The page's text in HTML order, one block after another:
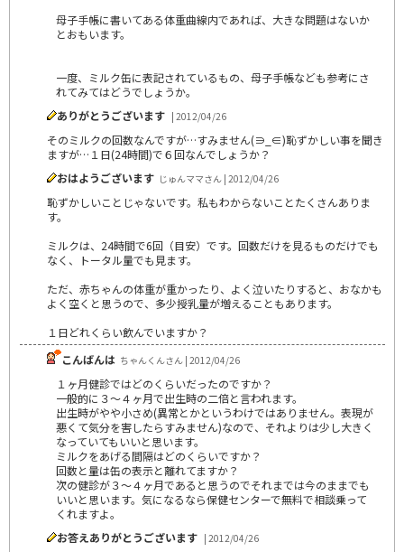
母子手帳に書いてある体重曲線内であれば、大きな問題はないか
とおもいます。
一度、ミルク缶に表記されているもの、母子手帳なども参考にさ
れてみてはどうでしょうか。
ありがとうございます | 2012/04/26
そのミルクの回数なんですが…すみません(∋_∈)恥ずかしい事を聞き
ますが…１日(24時間)で６回なんでしょうか？
おはようございます じゅんママさん | 2012/04/26
恥ずかしいことじゃないです。私もわからないことたくさんありま
す。
ミルクは、24時間で6回（目安）です。回数だけを見るものだけでも
なく、トータル量でも見ます。
ただ、赤ちゃんの体重が重かったり、よく泣いたりすると、おなかも
よく空くと思うので、多少授乳量が増えることもあります。
１日どれくらい飲んでいますか？
こんばんは ちゃんくんさん | 2012/04/26
１ヶ月健診ではどのくらいだったのですか？
一般的に３～４ヶ月で出生時の二倍と言われます。
出生時がやや小さめ(異常とかというわけではありません。表現が
悪くて気分を害したらすみません)なので、それよりは少し大きく
なっていてもいいと思います。
ミルクをあげる間隔はどのくらいですか？
回数と量は缶の表示と離れてますか？
次の健診が３～４ヶ月であると思うのでそれまでは今のままでも
いいと思います。気になるなら保健センターで無料で相談乗って
くれますよ。
お答えありがとうございます | 2012/04/26